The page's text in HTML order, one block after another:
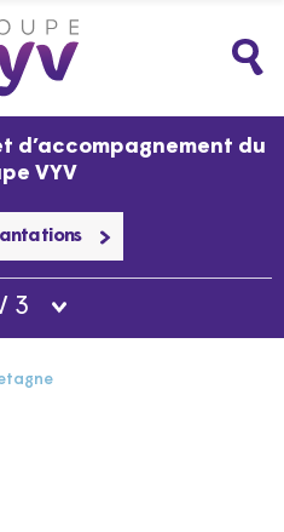
d’accompagnement du
VYV
3